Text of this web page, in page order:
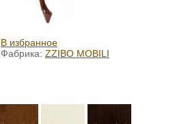
В избранное
Фабрика: ZZIBO MOBILI